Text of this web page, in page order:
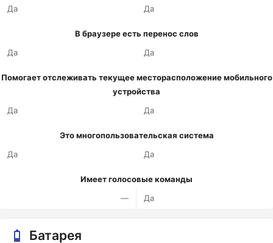
Да
Да
В браузере есть перенос слов
Да
Да
Помогает отслеживать текущее месторасположение мобильного
устройства
Да
Да
Это многопользовательская система
Да
Да
Имеет голосовые команды
—
Да
Батарея